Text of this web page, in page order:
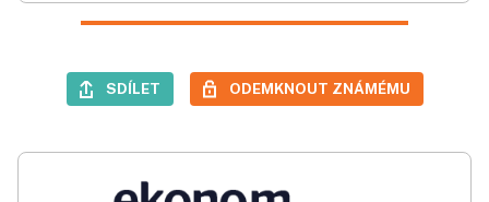
SDÍLET ODEMKNOUT ZNÁMÉMU